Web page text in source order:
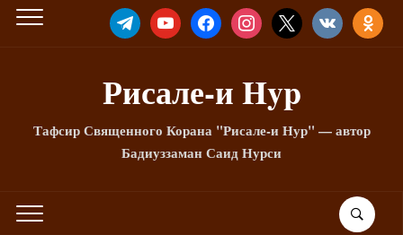
TELEGRAMYOUTUBEFACEBOOKINSTAGRAM
X VKONTAKTE
Рисале-и Hyp
Тафсир Священного Корана "Рисале-и Нур" — автор
Бадиуззаман Саид Нурси